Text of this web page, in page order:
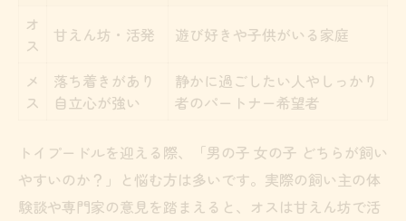
オ
ス
甘えん坊・活発 遊び好きや子供がいる家庭
メ
ス
落ち着きがあり
自立心が強い
静かに過ごしたい人やしっかり
者のパートナー希望者
トイプードルを迎える際、「男の子 女の子 どちらが飼い
やすいのか？」と悩む方は多いです。実際の飼い主の体
験談や専門家の意見を踏まえると、オスは甘えん坊で活